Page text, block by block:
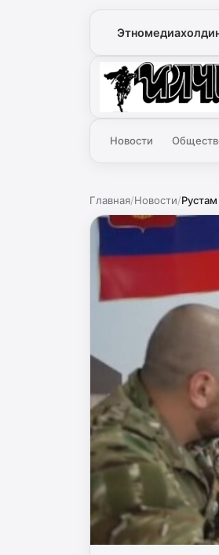
Илчи
Новости
Главная/Новости/